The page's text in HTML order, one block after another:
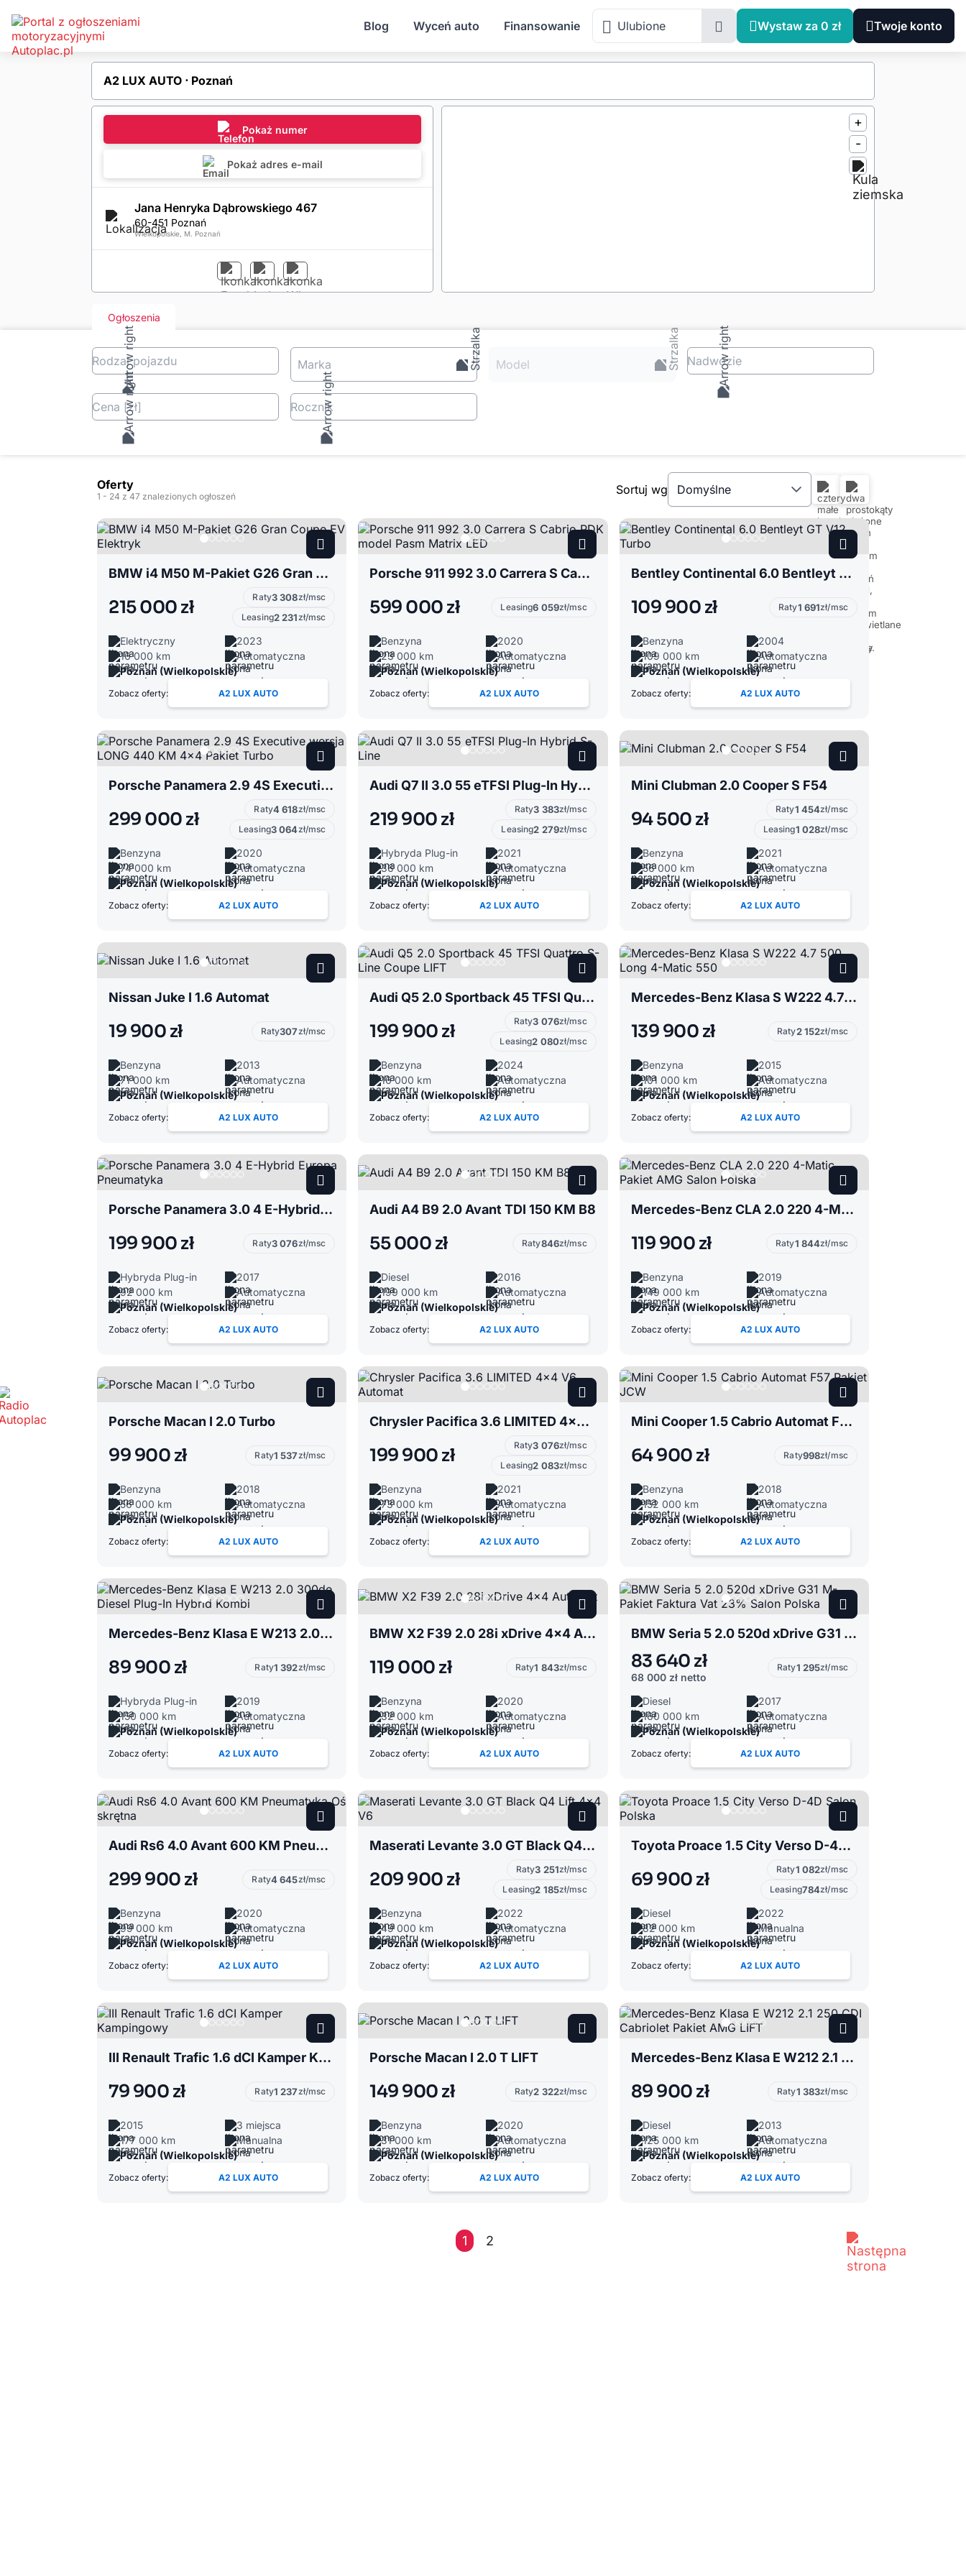
Blog Wyceń auto Finansowanie Ulubione Wystaw za 0 zł Twoje konto
A2 LUX AUTO ⋅ Poznań
Pokaż numer
Pokaż adres e-mail
Jana Henryka Dąbrowskiego 467
60-451 Poznań
Wielkopolskie, M. Poznań
+
-
Ogłoszenia
Rodzaj pojazdu Marka Model Nadwozie
Cena [zł] Rocznik
Oferty
1 - 24 z 47 znalezionych ogłoszeń Sortuj wg Domyślne
BMW i4 M50 M-Pakiet G26 Gran Coupe EV Elektryk
215 000 zł Raty3 308zł/msc
Leasing2 231zł/msc
Elektryczny
2023
16 000 km
Automatyczna
Poznań (Wielkopolskie)
Zobacz oferty: A2 LUX AUTO
Porsche 911 992 3.0 Carrera S Cabrio PDK model Pasm Matrix LED
599 000 zł Leasing6 059zł/msc
Benzyna
2020
23 000 km
Automatyczna
Poznań (Wielkopolskie)
Zobacz oferty: A2 LUX AUTO
Bentley Continental 6.0 Bentleyt GT V12 Turbo
109 900 zł Raty1 691zł/msc
Benzyna
2004
109 000 km
Automatyczna
Poznań (Wielkopolskie)
Zobacz oferty: A2 LUX AUTO
Porsche Panamera 2.9 4S Executive wersja LONG 440 KM 4x4 Pakiet Turbo
299 000 zł Raty4 618zł/msc
Leasing3 064zł/msc
Benzyna
2020
74 000 km
Automatyczna
Poznań (Wielkopolskie)
Zobacz oferty: A2 LUX AUTO
Audi Q7 II 3.0 55 eTFSI Plug-In Hybrid S-Line
219 900 zł Raty3 383zł/msc
Leasing2 279zł/msc
Hybryda Plug-in
2021
36 000 km
Automatyczna
Poznań (Wielkopolskie)
Zobacz oferty: A2 LUX AUTO
Mini Clubman 2.0 Cooper S F54
94 500 zł Raty1 454zł/msc
Leasing1 028zł/msc
Benzyna
2021
56 000 km
Automatyczna
Poznań (Wielkopolskie)
Zobacz oferty: A2 LUX AUTO
Nissan Juke I 1.6 Automat
19 900 zł Raty307zł/msc
Benzyna
2013
71 000 km
Automatyczna
Poznań (Wielkopolskie)
Zobacz oferty: A2 LUX AUTO
Audi Q5 2.0 Sportback 45 TFSI Quattro S-Line Coupe LIFT
199 900 zł Raty3 076zł/msc
Leasing2 080zł/msc
Benzyna
2024
16 000 km
Automatyczna
Poznań (Wielkopolskie)
Zobacz oferty: A2 LUX AUTO
Mercedes-Benz Klasa S W222 4.7 500 Long 4-Matic 550
139 900 zł Raty2 152zł/msc
Benzyna
2015
101 000 km
Automatyczna
Poznań (Wielkopolskie)
Zobacz oferty: A2 LUX AUTO
Porsche Panamera 3.0 4 E-Hybrid Europa Pneumatyka
199 900 zł Raty3 076zł/msc
Hybryda Plug-in
2017
92 000 km
Automatyczna
Poznań (Wielkopolskie)
Zobacz oferty: A2 LUX AUTO
Audi A4 B9 2.0 Avant TDI 150 KM B8
55 000 zł Raty846zł/msc
Diesel
2016
199 000 km
Automatyczna
Poznań (Wielkopolskie)
Zobacz oferty: A2 LUX AUTO
Mercedes-Benz CLA 2.0 220 4-Matic Pakiet AMG Salon Polska
119 900 zł Raty1 844zł/msc
Benzyna
2019
149 000 km
Automatyczna
Poznań (Wielkopolskie)
Zobacz oferty: A2 LUX AUTO
Porsche Macan I 2.0 Turbo
99 900 zł Raty1 537zł/msc
Benzyna
2018
56 000 km
Automatyczna
Poznań (Wielkopolskie)
Zobacz oferty: A2 LUX AUTO
Chrysler Pacifica 3.6 LIMITED 4x4 V6 Automat
199 900 zł Raty3 076zł/msc
Leasing2 083zł/msc
Benzyna
2021
73 000 km
Automatyczna
Poznań (Wielkopolskie)
Zobacz oferty: A2 LUX AUTO
Mini Cooper 1.5 Cabrio Automat F57 Pakiet JCW
64 900 zł Raty998zł/msc
Benzyna
2018
152 000 km
Automatyczna
Poznań (Wielkopolskie)
Zobacz oferty: A2 LUX AUTO
Mercedes-Benz Klasa E W213 2.0 300de Diesel Plug-In Hybrid Kombi
89 900 zł Raty1 392zł/msc
Hybryda Plug-in
2019
150 000 km
Automatyczna
Poznań (Wielkopolskie)
Zobacz oferty: A2 LUX AUTO
BMW X2 F39 2.0 28i xDrive 4x4 Automat
119 000 zł Raty1 843zł/msc
Benzyna
2020
32 000 km
Automatyczna
Poznań (Wielkopolskie)
Zobacz oferty: A2 LUX AUTO
BMW Seria 5 2.0 520d xDrive G31 M-Pakiet Faktura Vat 23% Salon Polska
83 640 zł
68 000 zł netto
Raty1 295zł/msc
Diesel
2017
160 000 km
Automatyczna
Poznań (Wielkopolskie)
Zobacz oferty: A2 LUX AUTO
Audi Rs6 4.0 Avant 600 KM Pneumatyka Oś skrętna
299 900 zł Raty4 645zł/msc
Benzyna
2020
99 000 km
Automatyczna
Poznań (Wielkopolskie)
Zobacz oferty: A2 LUX AUTO
Maserati Levante 3.0 GT Black Q4 Lift 4x4 V6
209 900 zł Raty3 251zł/msc
Leasing2 185zł/msc
Benzyna
2022
49 000 km
Automatyczna
Poznań (Wielkopolskie)
Zobacz oferty: A2 LUX AUTO
Toyota Proace 1.5 City Verso D-4D Salon Polska
69 900 zł Raty1 082zł/msc
Leasing784zł/msc
Diesel
2022
82 000 km
Manualna
Poznań (Wielkopolskie)
Zobacz oferty: A2 LUX AUTO
III Renault Trafic 1.6 dCI Kamper Kampingowy
79 900 zł Raty1 237zł/msc
2015
3 miejsca
177 000 km
Manualna
Poznań (Wielkopolskie)
Zobacz oferty: A2 LUX AUTO
Porsche Macan I 2.0 T LIFT
149 900 zł Raty2 322zł/msc
Benzyna
2020
31 000 km
Automatyczna
Poznań (Wielkopolskie)
Zobacz oferty: A2 LUX AUTO
Mercedes-Benz Klasa E W212 2.1 250 CDI Cabriolet Pakiet AMG LIFT
89 900 zł Raty1 383zł/msc
Diesel
2013
125 000 km
Automatyczna
Poznań (Wielkopolskie)
Zobacz oferty: A2 LUX AUTO
1 2